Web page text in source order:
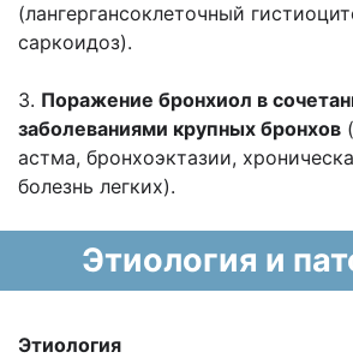
(лангергансоклеточный
саркоидоз).
3. Поражение бронхиол в
заболеваниями крупных бронхов
астма, бронхоэктазии,
болезнь легких).
Этиология и
Этиология